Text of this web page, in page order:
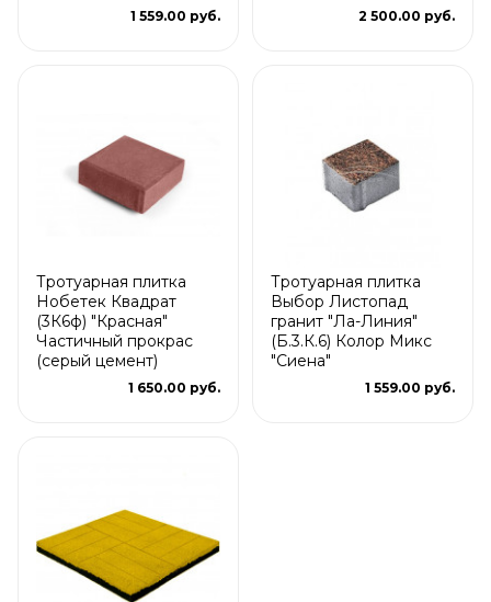
1 559.00 руб. 2 500.00 руб.
Тротуарная плитка
Нобетек Квадрат
(3К6ф) "Красная"
Частичный прокрас
(серый цемент)
1 650.00 руб.
Тротуарная плитка
Выбор Листопад
гранит "Ла-Линия"
(Б.3.К.6) Колор Микс
"Сиена"
1 559.00 руб.